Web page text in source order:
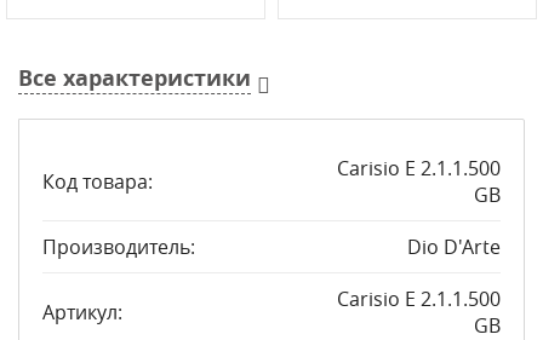
Все характеристики
Код товара:
Carisio E 2.1.1.500
GB
Производитель:
Dio D'Arte
Артикул:
Carisio E 2.1.1.500
GB